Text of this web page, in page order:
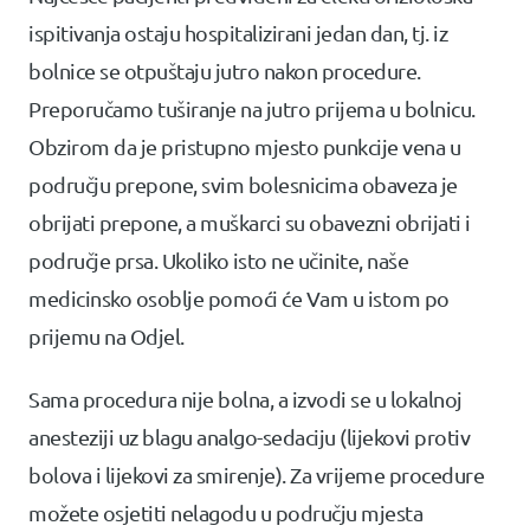
ispitivanja ostaju hospitalizirani jedan dan, tj. iz
bolnice se otpuštaju jutro nakon procedure.
Preporučamo tuširanje na jutro prijema u bolnicu.
Obzirom da je pristupno mjesto punkcije vena u
području prepone, svim bolesnicima obaveza je
obrijati prepone, a muškarci su obavezni obrijati i
područje prsa. Ukoliko isto ne učinite, naše
medicinsko osoblje pomoći će Vam u istom po
prijemu na Odjel.
Sama procedura nije bolna, a izvodi se u lokalnoj
anesteziji uz blagu analgo-sedaciju (lijekovi protiv
bolova i lijekovi za smirenje). Za vrijeme procedure
možete osjetiti nelagodu u području mjesta